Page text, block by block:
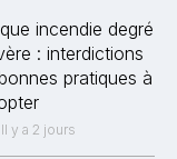
incendie degré
: interdictions
pratiques à
Il y a 2 jours